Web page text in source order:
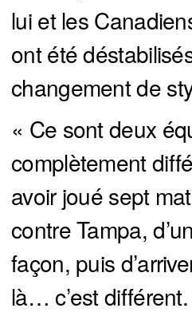
lui et les
ont été
changement de
« Ce sont deux
complètement
avoir joué sept
contre Tampa,
façon, puis
là… c’est